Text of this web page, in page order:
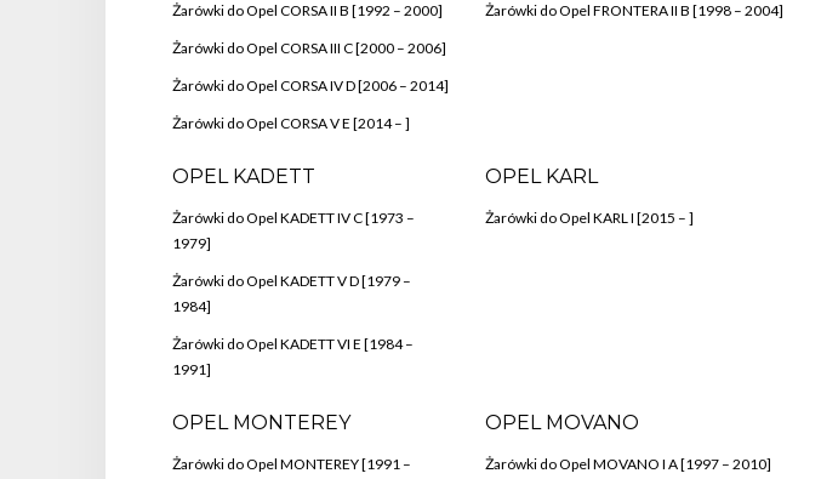
Żarówki do Opel CORSA II B [1992 – 2000]
Żarówki do Opel CORSA III C [2000 – 2006]
Żarówki do Opel CORSA IV D [2006 – 2014]
Żarówki do Opel CORSA V E [2014 – ]
Żarówki do Opel FRONTERA II B [1998 – 2004]
OPEL KADETT
Żarówki do Opel KADETT IV C [1973 –
1979]
Żarówki do Opel KADETT V D [1979 –
1984]
Żarówki do Opel KADETT VI E [1984 –
1991]
OPEL KARL
Żarówki do Opel KARL I [2015 – ]
OPEL MONTEREY
Żarówki do Opel MONTEREY [1991 –
OPEL MOVANO
Żarówki do Opel MOVANO I A [1997 – 2010]